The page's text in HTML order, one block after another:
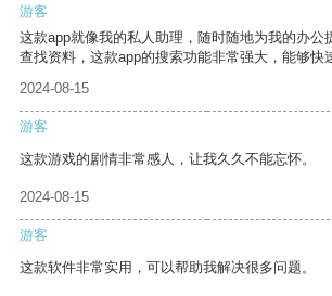
游客
这款app就像我的私人助理，随时随地为我的办公
查找资料，这款app的搜索功能非常强大，能够快
2024-08-15
游客
这款游戏的剧情非常感人，让我久久不能忘怀。
2024-08-15
游客
这款软件非常实用，可以帮助我解决很多问题。